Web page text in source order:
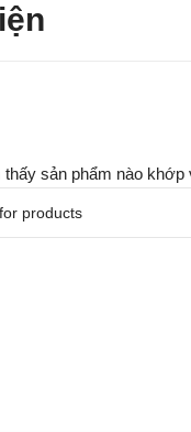
thấy sản phẩm nào